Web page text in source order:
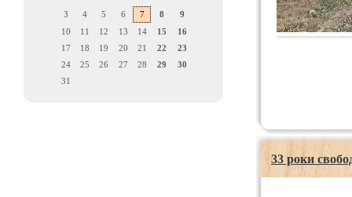
3
4 5 6 7 8
9
10
11 12 13 14 15
16
17
18 19 20 21 22
23
24
25 26 27 28 29
30
31
33 роки